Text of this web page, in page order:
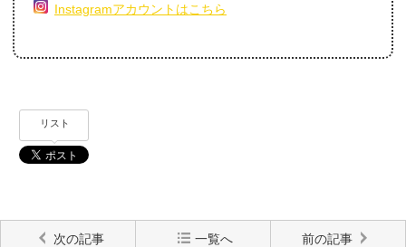
Instagramアカウントはこちら
リスト
次の記事 一覧へ 前の記事